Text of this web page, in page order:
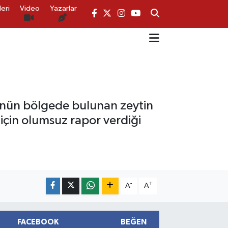
Video Yazarlar
bölgede bulunan zeytin
olumsuz rapor verdiği
A- A+
FACEBOOK BEĞEN